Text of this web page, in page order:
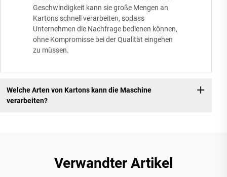
Geschwindigkeit kann sie große Mengen an
Kartons schnell verarbeiten, sodass
Unternehmen die Nachfrage bedienen können,
ohne Kompromisse bei der Qualität eingehen
zu müssen.
Welche Arten von Kartons kann die Maschine
verarbeiten?
Verwandter Artikel